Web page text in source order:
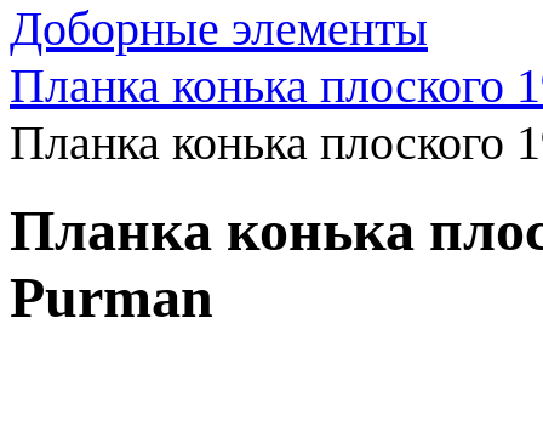
Доборные элементы
Планка конька плоского
Планка конька плоского
Планка конька
Purman